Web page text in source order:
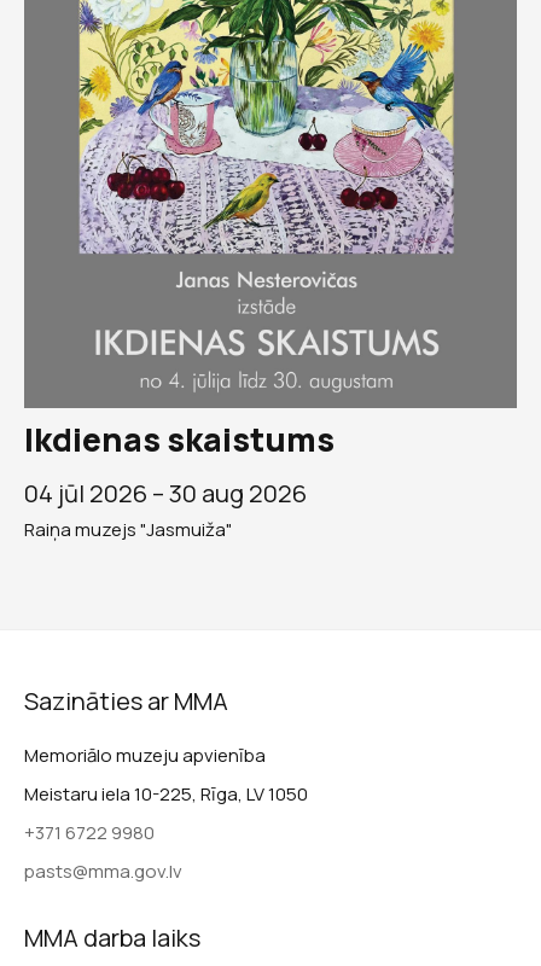
Ikdienas skaistums
04 jūl 2026 –30 aug 2026
Raiņa muzejs "Jasmuiža"
Sazināties ar MMA
Memoriālo muzeju apvienība
Meistaru iela 10-225, Rīga, LV 1050
+371 6722 9980
pasts@mma.gov.lv
MMA darba laiks